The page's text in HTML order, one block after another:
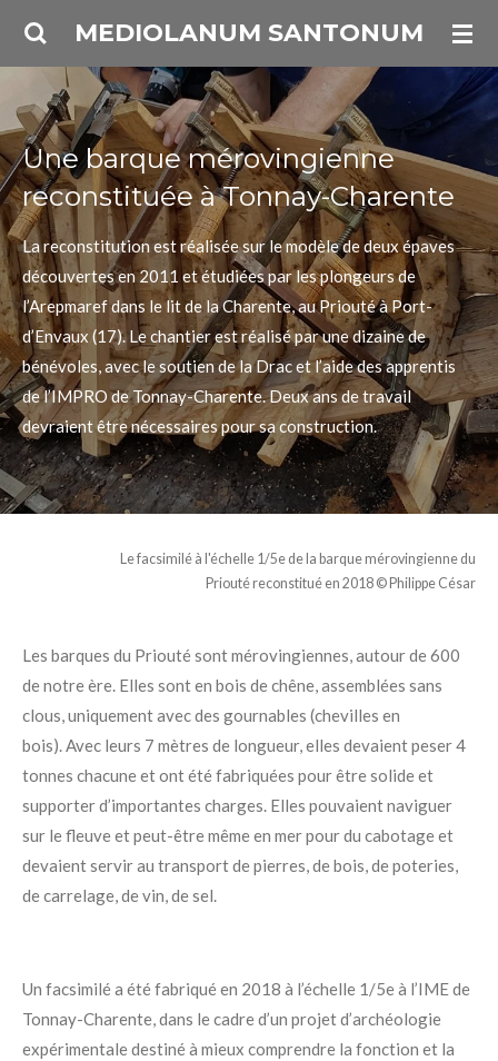
Passer
contenu
principal
MEDIOLANUM SANTONUM
Une barque mérovingienne
reconstituée à Tonnay-Charente
La reconstitution est réalisée sur le modèle de deux épaves
découvertes en 2011 et étudiées par les plongeurs de
l’Arepmaref dans le lit de la Charente, au Priouté à Port-
d’Envaux (17). Le chantier est réalisé par une dizaine de
bénévoles, avec le soutien de la Drac et l’aide des apprentis
de l’IMPRO de Tonnay-Charente. Deux ans de travail
devraient être nécessaires pour sa construction.
Le facsimilé à l'échelle 1/5e de la barque mérovingienne du
Prioutéreconstitué en 2018 © Philippe César
Les barques du Priouté sont mérovingiennes, autour de 600
de notre ère. Elles sont en bois de chêne, assemblées sans
clous, uniquement avec des gournables (chevilles en
bois). Avec leurs 7 mètres de longueur, elles devaient peser 4
tonnes chacune et ont été fabriquées pour être solide et
supporter d’importantes charges. Elles pouvaient naviguer
sur le fleuve et peut-être même en mer pour du cabotage et
devaient servir au transport de pierres, de bois, de poteries,
de carrelage, de vin, de sel.
Un facsimilé a été fabriqué en 2018 à l’échelle 1/5e à l’IME de
Tonnay-Charente, dans le cadre d’un projet d’archéologie
expérimentale destiné à mieux comprendre la fonction et la